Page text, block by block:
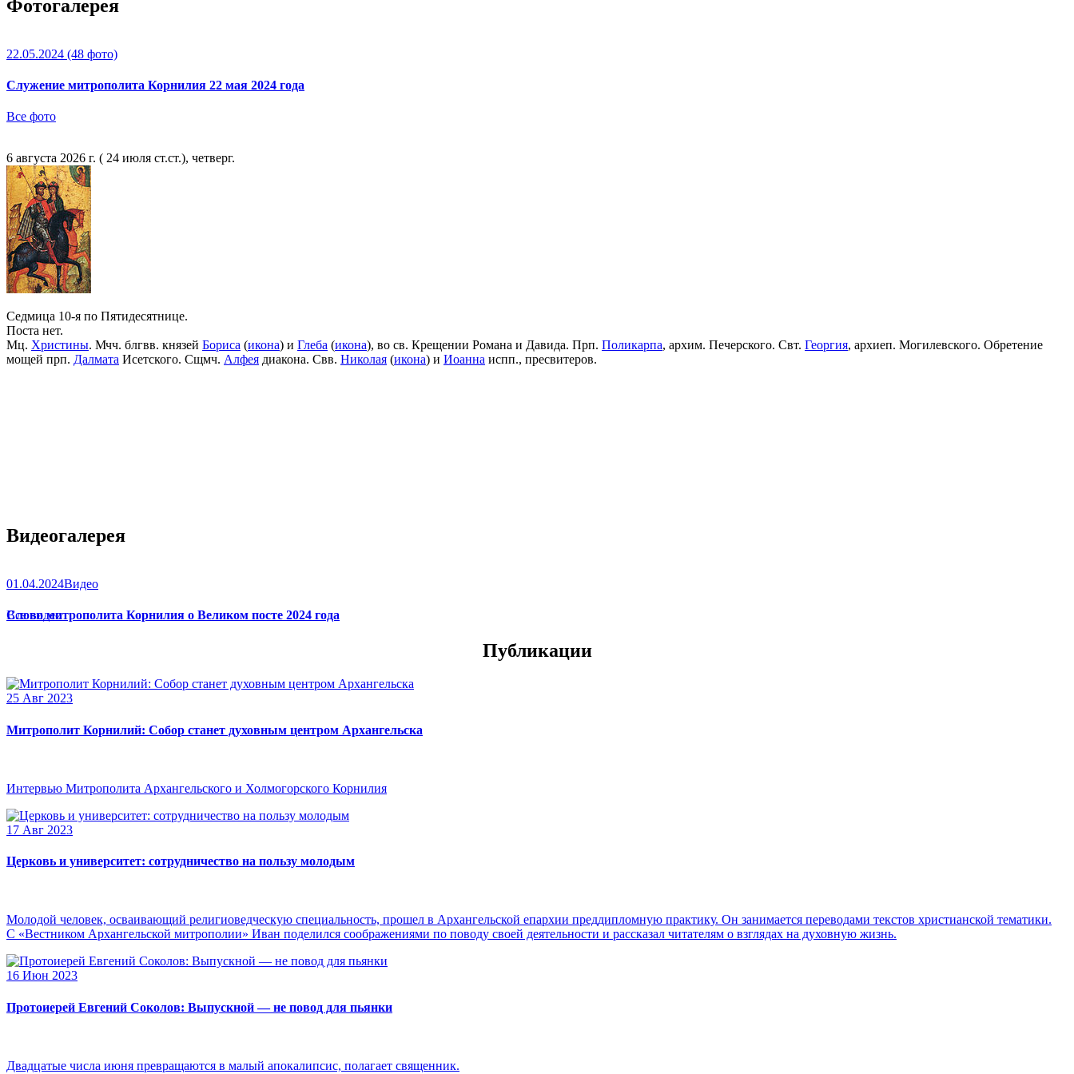
Фотогалерея
22.05.2024 (48 фото)
Служение митрополита Корнилия 22 мая 2024 года
Все фото
6 августа 2026 г. ( 24 июля ст.ст.), четверг.
Седмица 10-я по Пятидесятнице.
Поста нет.
Мц. Христины. Мчч. блгвв. князей Бориса (икона) и Глеба (икона), во св. Крещении Романа и Давида. Прп. Поликарпа, архим. Печерского. Свт. Георгия, архиеп. Могилевского. Обретение
мощей прп. Далмата Исетского. Сщмч. Алфея диакона. Свв. Николая (икона) и Иоанна испп., пресвитеров.
Видеогалерея
01.04.2024Видео
Слово митрополита Корнилия о Великом посте 2024 года
Все видео
Публикации
25 Авг 2023
Митрополит Корнилий: Собор станет духовным центром Архангельска
Интервью Митрополита Архангельского и Холмогорского Корнилия
17 Авг 2023
Церковь и университет: сотрудничество на пользу молодым
Молодой человек, осваивающий религиоведческую специальность, прошел в Архангельской епархии преддипломную практику. Он занимается переводами текстов христианской тематики.
С «Вестником Архангельской митрополии» Иван поделился соображениями по поводу своей деятельности и рассказал читателям о взглядах на духовную жизнь.
16 Июн 2023
Протоиерей Евгений Соколов: Выпускной — не повод для пьянки
Двадцатые числа июня превращаются в малый апокалипсис, полагает священник.